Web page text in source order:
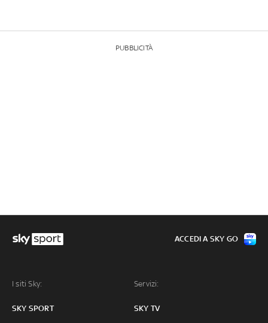
PUBBLICITÀ
I siti Sky:
SKY SPORT
Servizi:
SKY TV
ACCEDI A SKY GO